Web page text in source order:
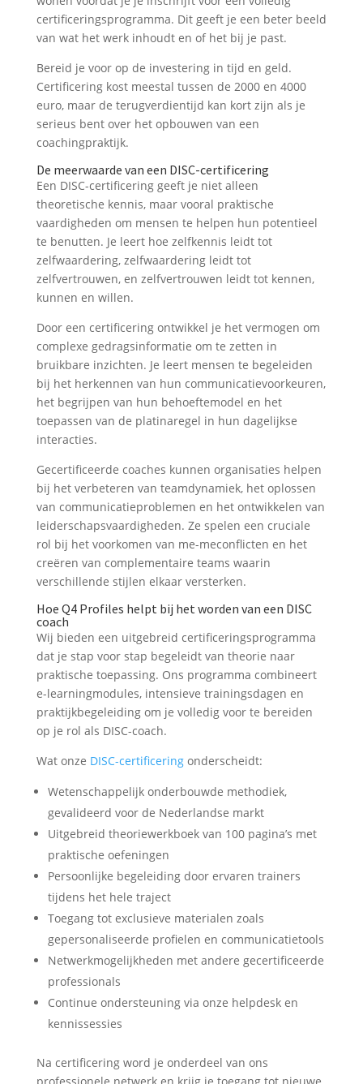
certificeringsprogramma. Dit geeft je een beter beeld
van wat het werk inhoudt en of het bij je past.
Bereid je voor op de investering in tijd en geld.
Certificering kost meestal tussen de 2000 en 4000
euro, maar de terugverdientijd kan kort zijn als je
serieus bent over het opbouwen van een
coachingpraktijk.
De meerwaarde van een DISC-certificering
Een DISC-certificering geeft je niet alleen
theoretische kennis, maar vooral praktische
vaardigheden om mensen te helpen hun potentieel
te benutten. Je leert hoe zelfkennis leidt tot
zelfwaardering, zelfwaardering leidt tot
zelfvertrouwen, en zelfvertrouwen leidt tot kennen,
kunnen en willen.
Door een certificering ontwikkel je het vermogen om
complexe gedragsinformatie om te zetten in
bruikbare inzichten. Je leert mensen te begeleiden
bij het herkennen van hun communicatievoorkeuren,
het begrijpen van hun behoeftemodel en het
toepassen van de platinaregel in hun dagelijkse
interacties.
Gecertificeerde coaches kunnen organisaties helpen
bij het verbeteren van teamdynamiek, het oplossen
van communicatieproblemen en het ontwikkelen van
leiderschapsvaardigheden. Ze spelen een cruciale
rol bij het voorkomen van me-meconflicten en het
creëren van complementaire teams waarin
verschillende stijlen elkaar versterken.
Hoe Q4 Profiles helpt bij het worden van een DISC
coach
Wij bieden een uitgebreid certificeringsprogramma
dat je stap voor stap begeleidt van theorie naar
praktische toepassing. Ons programma combineert
e-learningmodules, intensieve trainingsdagen en
praktijkbegeleiding om je volledig voor te bereiden
op je rol als DISC-coach.
Wat onze DISC-certificeringonderscheidt:
Wetenschappelijk onderbouwde methodiek,
gevalideerd voor de Nederlandse markt
Uitgebreid theoriewerkboek van 100 pagina’s met
praktische oefeningen
Persoonlijke begeleiding door ervaren trainers
tijdens het hele traject
Toegang tot exclusieve materialen zoals
gepersonaliseerde profielen en communicatietools
Netwerkmogelijkheden met andere gecertificeerde
professionals
Continue ondersteuning via onze helpdesk en
kennissessies
Na certificering word je onderdeel van ons